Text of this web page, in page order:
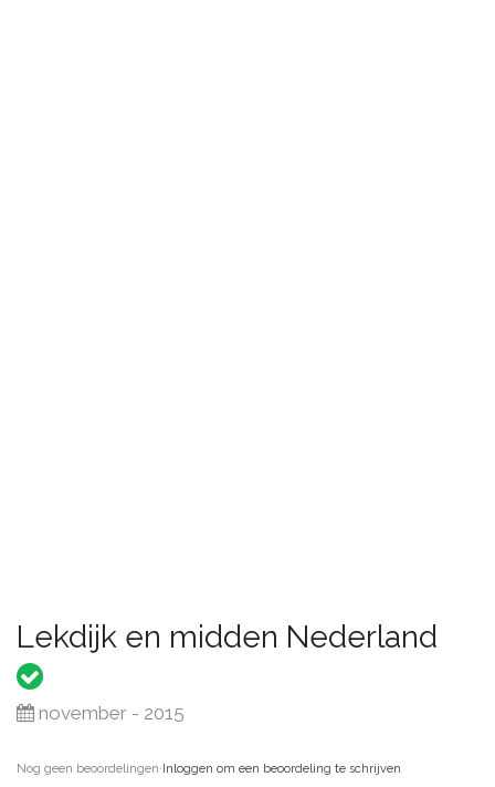
Lekdijk en midden Nederland
november - 2015
Nog geen beoordelingen·Inloggen om een beoordeling te schrijven